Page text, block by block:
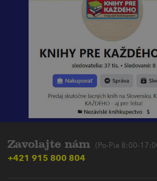
Zavolajte nám (Po-Pia 8:00-
+421 915 800 804